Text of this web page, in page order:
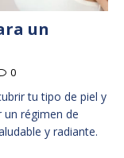
un
0
tu tipo de piel y
régimen de
y radiante.